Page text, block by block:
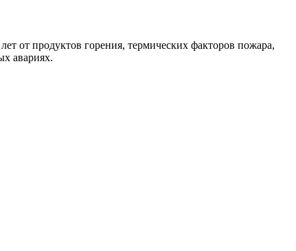
от продуктов горения, термических факторов пожара,
авариях.